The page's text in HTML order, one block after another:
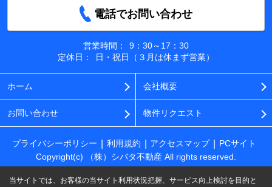
電話でお問い合わせ
営業時間：
9：30～17：30
定休日：
日・祝日（３月は休まず営業）
ホーム 会社概要
お問い合わせ 物件リクエスト
プライバシーポリシー 利用規約 アクセスマップ
PCサイト
Copyright(c) （株）シバタ不動産 All rights reserved.
当サイトでは、お客様の当サイト利用状況把握、サービス向上検討を目的と